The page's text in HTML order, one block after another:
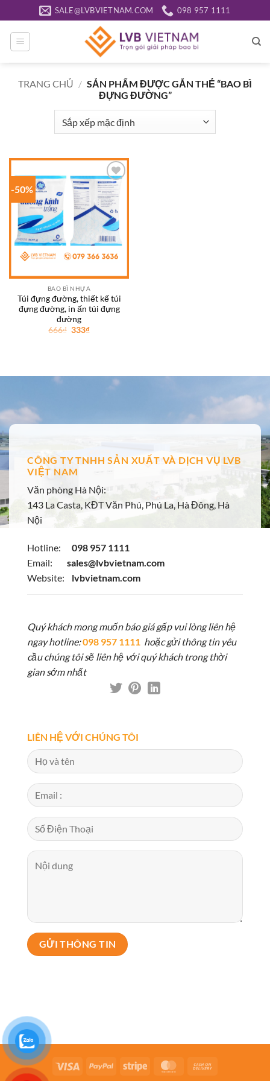
qua
nội
dung
SALE@LVBVIETNAM.COM 098 957 1111
TRANG CHỦ / SẢN PHẨM ĐƯỢC GẮN THẺ “BAO BÌ
ĐỰNG ĐƯỜNG”
-50%
Add to
wishlist
BAO BÌ NHỰA
Túi đựng đường, thiết kế túi
đựng đường, in ấn túi đựng
đường
666₫ Giá
333₫Giá
CÔNG TY TNHH SẢN XUẤT VÀ DỊCH VỤ LVB
VIỆT NAM
Văn phòng Hà Nội:
143 La Casta, KĐT Văn Phú, Phú La, Hà Đông, Hà
Nội
Hotline:
098 957 1111
Email:
sales@lvbvietnam.com
Website:
lvbvietnam.com
Quý khách mong muốn báo giá gấp vui lòng liên hệ
ngay hotline:098 957 1111 hoặc gửi thông tin yêu
cầu chúng tôi sẽ liên hệ với quý khách trong thời
gian sớm nhất
LIÊN HỆ VỚI CHÚNG TÔI
Visa PayPal Stripe MasterCard